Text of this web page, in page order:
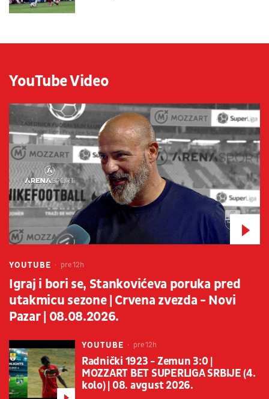
YouTube Video
YOUTUBE pre 12h
Igraj i bori se, Stankovićeva poruka pred
utakmicu sezone | Crvena zvezda - Novi
Pazar | 08.08.2026.
YOUTUBE pre 12h
Radnički 1923 - Zemun 3:0 |
MOZZART BET SUPERLIGA SRBIJE (4.
kolo) | 08. avgust 2026.